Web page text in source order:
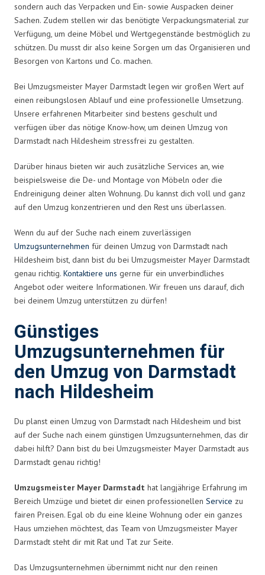
sondern auch das Verpacken und Ein- sowie Auspacken deiner
Sachen. Zudem stellen wir das benötigte Verpackungsmaterial zur
Verfügung, um deine Möbel und Wertgegenstände bestmöglich zu
schützen. Du musst dir also keine Sorgen um das Organisieren und
Besorgen von Kartons und Co. machen.
Bei Umzugsmeister Mayer Darmstadt legen wir großen Wert auf
einen reibungslosen Ablauf und eine professionelle Umsetzung.
Unsere erfahrenen Mitarbeiter sind bestens geschult und
verfügen über das nötige Know-how, um deinen Umzug von
Darmstadt nach Hildesheim stressfrei zu gestalten.
Darüber hinaus bieten wir auch zusätzliche Services an, wie
beispielsweise die De- und Montage von Möbeln oder die
Endreinigung deiner alten Wohnung. Du kannst dich voll und ganz
auf den Umzug konzentrieren und den Rest uns überlassen.
Wenn du auf der Suche nach einem zuverlässigen
Umzugsunternehmen für deinen Umzug von Darmstadt nach
Hildesheim bist, dann bist du bei Umzugsmeister Mayer Darmstadt
genau richtig. Kontaktiere uns gerne für ein unverbindliches
Angebot oder weitere Informationen. Wir freuen uns darauf, dich
bei deinem Umzug unterstützen zu dürfen!
Günstiges
Umzugsunternehmen für
den Umzug von Darmstadt
nach Hildesheim
Du planst einen Umzug von Darmstadt nach Hildesheim und bist
auf der Suche nach einem günstigen Umzugsunternehmen, das dir
dabei hilft? Dann bist du bei Umzugsmeister Mayer Darmstadt aus
Darmstadt genau richtig!
Umzugsmeister Mayer Darmstadt hat langjährige Erfahrung im
Bereich Umzüge und bietet dir einen professionellen Service zu
fairen Preisen. Egal ob du eine kleine Wohnung oder ein ganzes
Haus umziehen möchtest, das Team von Umzugsmeister Mayer
Darmstadt steht dir mit Rat und Tat zur Seite.
Das Umzugsunternehmen übernimmt nicht nur den reinen